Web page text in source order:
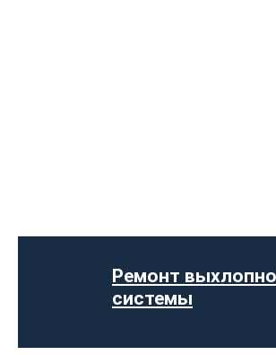
Ремонт
системы
Установка прямоточного
Установка электронных